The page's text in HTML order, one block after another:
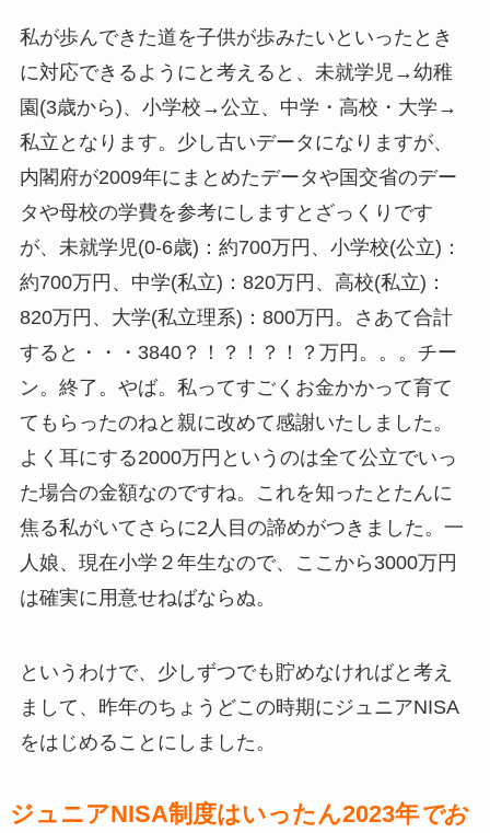
私が歩んできた道を子供が歩みたいといったとき
に対応できるようにと考えると、未就学児→幼稚
園(3歳から)、小学校→公立、中学・高校・大学→
私立となります。少し古いデータになりますが、
内閣府が2009年にまとめたデータや国交省のデー
タや母校の学費を参考にしますとざっくりです
が、未就学児(0-6歳)：約700万円、小学校(公立)：
約700万円、中学(私立)：820万円、高校(私立)：
820万円、大学(私立理系)：800万円。さあて合計
すると・・・3840？！？！？！？万円。。。チー
ン。終了。やば。私ってすごくお金かかって育て
てもらったのねと親に改めて感謝いたしました。
よく耳にする2000万円というのは全て公立でいっ
た場合の金額なのですね。これを知ったとたんに
焦る私がいてさらに2人目の諦めがつきました。一
人娘、現在小学２年生なので、ここから3000万円
は確実に用意せねばならぬ。
というわけで、少しずつでも貯めなければと考え
まして、昨年のちょうどこの時期にジュニアNISA
をはじめることにしました。
ジュニアNISA制度はいったん2023年でお